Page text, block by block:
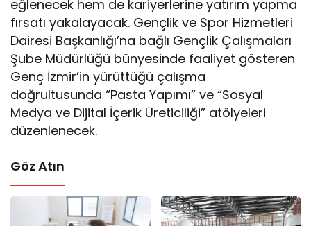
eğlenecek hem de kariyerlerine yatırım yapma
fırsatı yakalayacak. Gençlik ve Spor Hizmetleri
Dairesi Başkanlığı’na bağlı Gençlik Çalışmaları
Şube Müdürlüğü bünyesinde faaliyet gösteren
Genç İzmir’in yürüttüğü çalışma
doğrultusunda “Pasta Yapımı” ve “Sosyal
Medya ve Dijital İçerik Üreticiliği” atölyeleri
düzenlenecek.
Göz Atın